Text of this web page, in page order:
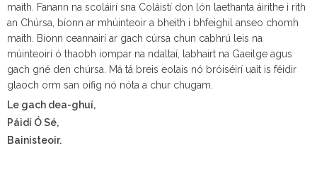
maith. Fanann na scoláirí sna Coláistí don lón laethanta áirithe i rith
an Chúrsa, bíonn ar mhúinteoir a bheith i bhfeighil anseo chomh
maith. Bíonn ceannairí ar gach cúrsa chun cabhrú leis na
múinteoirí ó thaobh iompar na ndaltaí, labhairt na Gaeilge agus
gach gné den chúrsa. Má tá breis eolais nó bróiséirí uait is féidir
glaoch orm san oifig nó nóta a chur chugam.
Le gach dea-ghuí,
Páidí Ó Sé,
Bainisteoir.